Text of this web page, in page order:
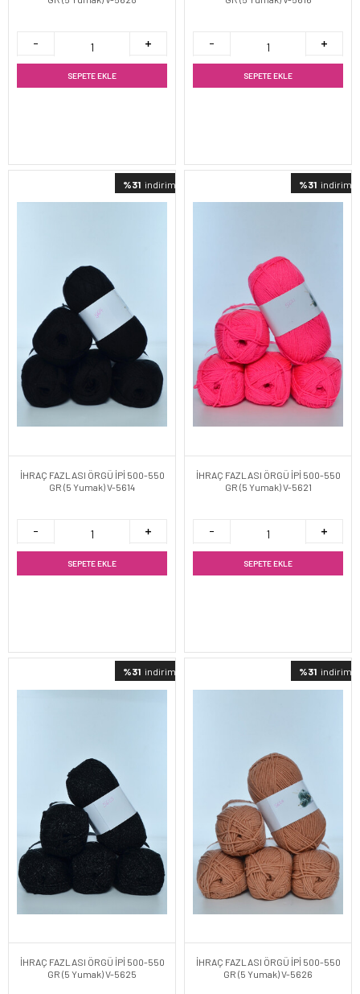
SEPETE EKLE SEPETE EKLE
%31 indirimli
İHRAÇ FAZLASI ÖRGÜ İPİ 500-550
GR (5 Yumak) V-5614
SEPETE EKLE
%31 indirimli
İHRAÇ FAZLASI ÖRGÜ İPİ 500-550
GR (5 Yumak) V-5621
SEPETE EKLE
%31 indirimli
İHRAÇ FAZLASI ÖRGÜ İPİ 500-550
GR (5 Yumak) V-5625
%31 indirimli
İHRAÇ FAZLASI ÖRGÜ İPİ 500-550
GR (5 Yumak) V-5626